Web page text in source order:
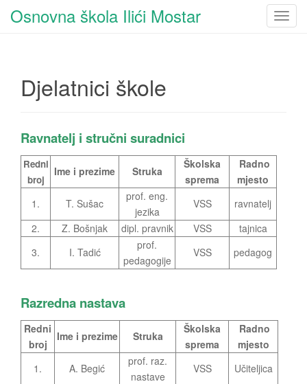
T
Osnovna škola Ilići Mostar
Djelatnici škole
Ravnatelj i stručni suradnici
Redni
broj
Ime i prezime Struka
Školska
sprema
Radno
mjesto
1.
T. Sušac
prof. eng.
jezika
VSS
ravnatelj
2.
Z. Bošnjak dipl. pravnik VSS
tajnica
3.
I. Tadić
prof.
pedagogije
VSS pedagog
Razredna nastava
Redni
broj
Ime i prezime Struka
Školska
sprema
Radno
mjesto
1.
A. Begić
prof. raz.
nastave
VSS Učiteljica